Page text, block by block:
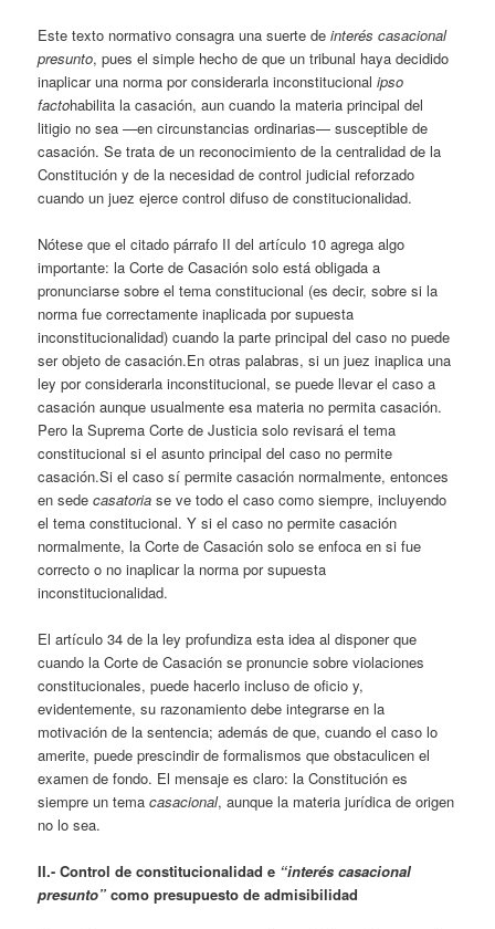
Este texto normativo consagra una suerte deinterés casacional
presunto, pues el simple hecho de que un tribunal haya decidido
inaplicar una norma por considerarla inconstitucionalipso
factohabilita la casación, aun cuando la materia principal del
litigio no sea —en circunstancias ordinarias— susceptible de
casación. Se trata de un reconocimiento de la centralidad de la
Constitución y de la necesidad de control judicial reforzado
cuando un juez ejerce control difuso de constitucionalidad.
Nótese que el citado párrafo II del artículo 10 agrega algo
importante: la Corte de Casación solo está obligada a
pronunciarse sobre el tema constitucional (es decir, sobre si la
norma fue correctamente inaplicada por supuesta
inconstitucionalidad) cuando la parte principal del caso no puede
ser objeto de casación.En otras palabras, si un juez inaplica una
ley por considerarla inconstitucional, se puede llevar el caso a
casación aunque usualmente esa materia no permita casación.
Pero la Suprema Corte de Justicia solo revisará el tema
constitucional si el asunto principal del caso no permite
casación.Si el caso sí permite casación normalmente, entonces
en sedecasatoria se ve todo el caso como siempre, incluyendo
el tema constitucional. Y si el caso no permite casación
normalmente, la Corte de Casación solo se enfoca en si fue
correcto o no inaplicar la norma por supuesta
inconstitucionalidad.
El artículo 34 de la ley profundiza esta idea al disponer que
cuando la Corte de Casación se pronuncie sobre violaciones
constitucionales, puede hacerlo incluso de oficio y,
evidentemente, su razonamiento debe integrarse en la
motivación de la sentencia; además de que, cuando el caso lo
amerite, puede prescindir de formalismos que obstaculicen el
examen de fondo. El mensaje es claro: la Constitución es
siempre un temacasacional, aunque la materia jurídica de origen
no lo sea.
II.- Control de constitucionalidad e “interés casacional
presunto”como presupuesto de admisibilidad